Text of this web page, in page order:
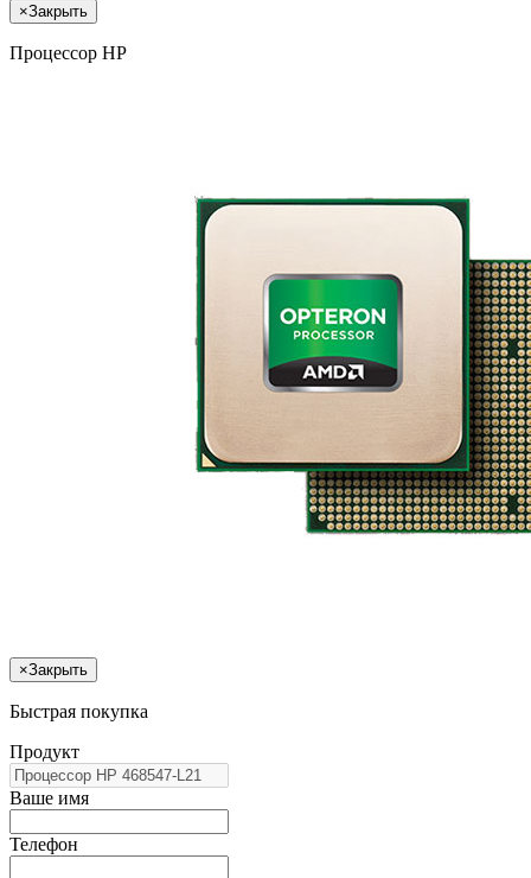
×Закрыть
Процессор HP
×Закрыть
Быстрая покупка
Продукт
Ваше имя
Телефон